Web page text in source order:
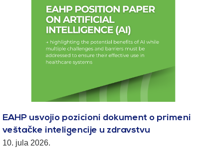
EAHP usvojio pozicioni dokument o primeni
veštačke inteligencije u zdravstvu
10. jula 2026.